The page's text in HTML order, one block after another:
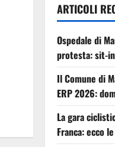
ARTICOLI
Ospedale di
protesta: sit-
Il Comune di
ERP 2026:
La gara
Franca: ecco